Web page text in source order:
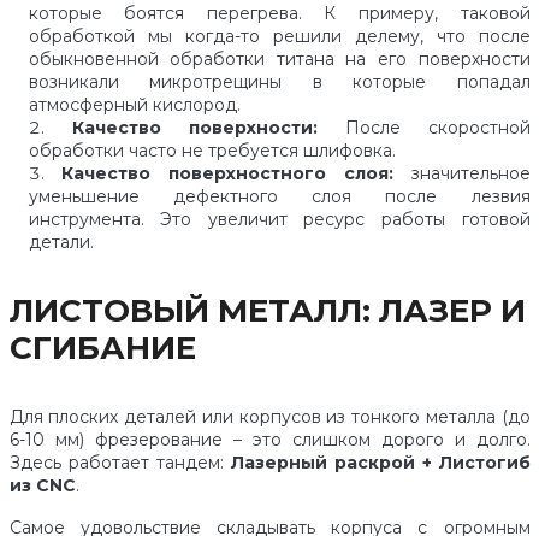
которые боятся перегрева. К примеру, таковой
обработкой мы когда-то решили делему, что после
обыкновенной обработки титана на его поверхности
возникали микротрещины в которые попадал
атмосферный кислород.
Качество поверхности:После скоростной
обработки часто не требуется шлифовка.
Качество поверхностного слоя: значительное
уменьшение дефектного слоя после лезвия
инструмента. Это увеличит ресурс работы готовой
детали.
ЛИСТОВЫЙ МЕТАЛЛ: ЛАЗЕР И
СГИБАНИЕ
Для плоских деталей или корпусов из тонкого металла (до
6-10 мм) фрезерование – это слишком дорого и долго.
Здесь работает тандем: Лазерный раскрой + Листогиб
из CNC.
Самое удовольствие складывать корпуса с огромным